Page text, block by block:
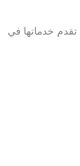
تقدم خدماتها في